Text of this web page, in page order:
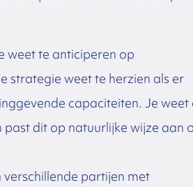
weet te anticiperen op
strategie weet te herzien als er
capaciteiten. Je weet
dit op natuurlijke wijze aan
partijen met